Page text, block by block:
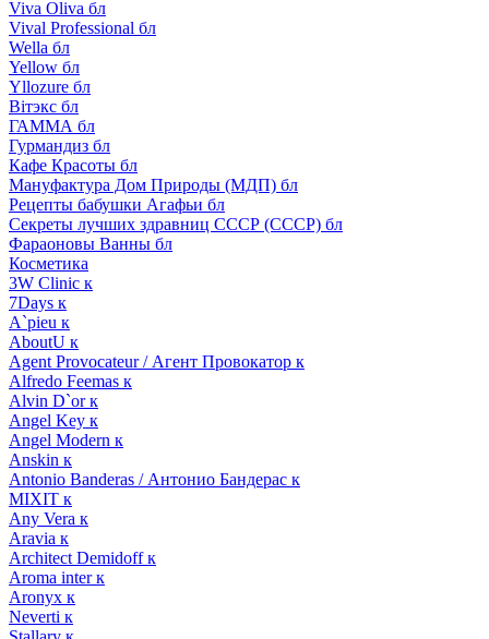
Viva Oliva бл
Vival Professional бл
Wella бл
Yellow бл
Yllozure бл
Вiтэкс бл
ГАММА бл
Гурмандиз бл
Кафе Красоты бл
Мануфактура Дом Природы (МДП) бл
Рецепты бабушки Агафьи бл
Секреты лучших здравниц СССР (СССР) бл
Фараоновы Ванны бл
Косметика
3W Clinic к
7Days к
A`pieu к
AboutU к
Agent Provocateur / Агент Провокатор к
Alfredo Feemas к
Alvin D`or к
Angel Key к
Angel Modern к
Anskin к
Antonio Banderas / Антонио Бандерас к
MIXIT к
Any Vera к
Aravia к
Architect Demidoff к
Aroma inter к
Aronyx к
Neverti к